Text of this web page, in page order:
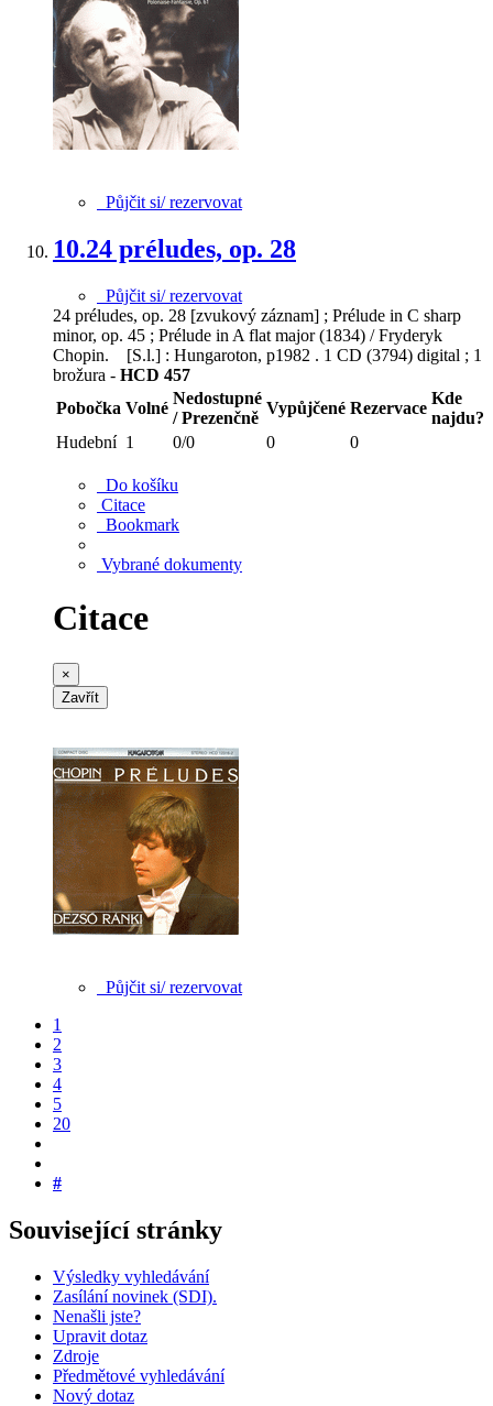
Půjčit si/ rezervovat
10.24 préludes, op. 28
Půjčit si/ rezervovat
24 préludes, op. 28 [zvukový záznam] ; Prélude in C sharp
minor, op. 45 ; Prélude in A flat major (1834) / Fryderyk
Chopin. [S.l.] : Hungaroton, p1982 . 1 CD (3794) digital ; 1
brožura - HCD 457
Pobočka Volné
Nedostupné
/ Prezenčně
Vypůjčené Rezervace
Kde
najdu?
Hudební 1 0/0 0 0
Do košíku
Citace
Bookmark
Vybrané dokumenty
Citace
×
Zavřít
Půjčit si/ rezervovat
1
2
3
4
5
20
#
Související stránky
Výsledky vyhledávání
Zasílání novinek (SDI).
Nenašli jste?
Upravit dotaz
Zdroje
Předmětové vyhledávání
Nový dotaz